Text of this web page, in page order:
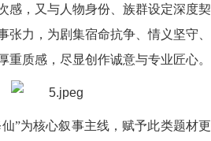
感，又与人物身份、族群设定深度契
张力，为剧集宿命抗争、情义坚守、
重质感，尽显创作诚意与专业匠心。
”为核心叙事主线，赋予此类题材更